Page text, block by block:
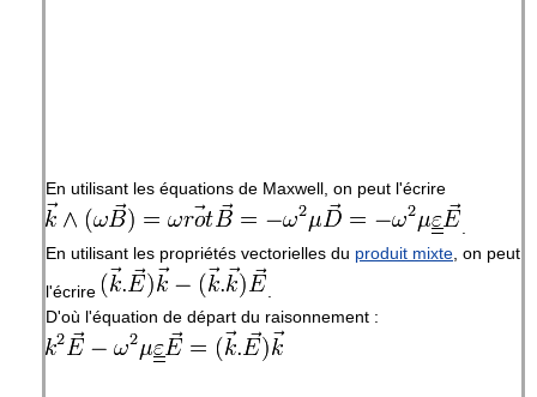
En utilisant les équations de Maxwell, on peut l'écrire
En utilisant les propriétés vectorielles du produit mixte , on peut
l'écrire
D'où l'équation de départ du raisonnement :